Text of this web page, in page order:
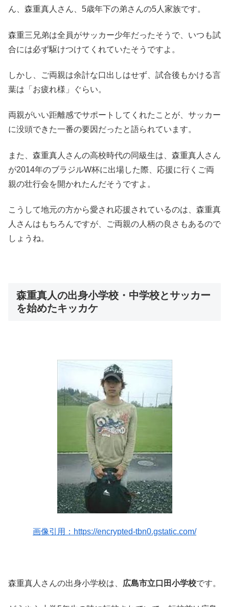
ん、森重真人さん、5歳年下の弟さんの5人家族です。
森重三兄弟は全員がサッカー少年だったそうで、いつも試
合には必ず駆けつけてくれていたそうですよ。
しかし、ご両親は余計な口出しはせず、試合後もかける言
葉は「お疲れ様」ぐらい。
両親がいい距離感でサポートしてくれたことが、サッカー
に没頭できた一番の要因だったと語られています。
また、森重真人さんの高校時代の同級生は、森重真人さん
が2014年のブラジルW杯に出場した際、応援に行くご両
親の壮行会を開かれたんだそうですよ。
こうして地元の方から愛され応援されているのは、森重真
人さんはもちろんですが、ご両親の人柄の良さもあるので
しょうね。
森重真人の出身小学校・中学校とサッカー
を始めたキッカケ
画像引用：https://encrypted-tbn0.gstatic.com/
森重真人さんの出身小学校は、 広島市立口田小学校です。